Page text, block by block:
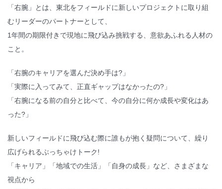
「右腕」とは、東北をフィールドに新しいプロジェクトに取り組
むリーダーのパートナーとして、
1年間の期限付きで現地に飛び込み挑戦する、意欲あふれる人材の
こと。
「右腕のキャリアを選んだ決め手は?」
「実際に入ってみて、正直ギャップはなかったの?」
「右腕になる前の自分と比べて、今の自分に何か成長や変化はあ
った?」
新しいフィールドに飛び込む際に誰もが抱く疑問について、繰り
広げられるぶっちゃけトーク!
「キャリア」「地域での生活」「自身の成長」など、さまざまな
視点から